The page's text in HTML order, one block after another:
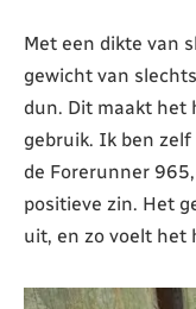
Met een dikte van
gewicht van
dun. Dit maakt het
gebruik. Ik ben
de Forerunner
positieve zin. Het
uit, en zo voelt het